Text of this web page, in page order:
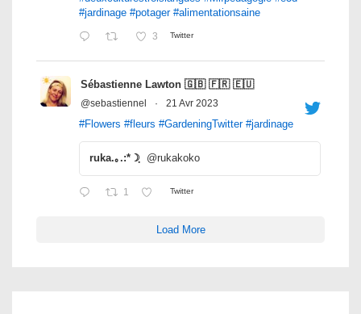
#jardinage #potager #alimentationsaine
3 Twitter
Sébastienne Lawton 🇬🇧 🇫🇷 🇪🇺
@sebastiennel · 21 Avr 2023
#Flowers #fleurs #GardeningTwitter #jardinage
ruka.｡.:*☽ฺ @rukakoko
1 Twitter
Load More